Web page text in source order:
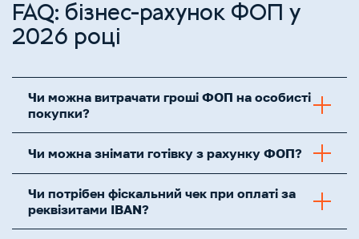
FAQ: бізнес-рахунок ФОП у
2026 році
Чи можна витрачати гроші ФОП на особисті
покупки?
Чи можна знімати готівку з рахунку ФОП?
Чи потрібен фіскальний чек при оплаті за
реквізитами IBAN?